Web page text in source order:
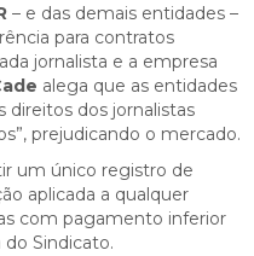
– e das demais entidades –
para contratos
jornalista e a empresa
alega que as entidades
dos jornalistas
prejudicando o mercado.
um único registro de
aplicada a qualquer
com pagamento inferior
Sindicato.